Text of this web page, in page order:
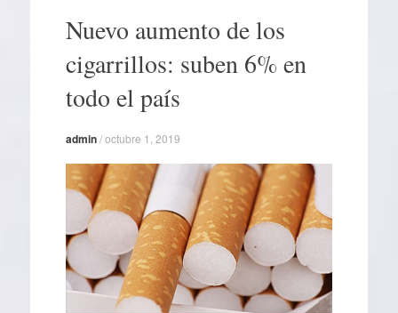
contenidoNuevo aumento de los
cigarrillos: suben 6% en
todo el país
admin/octubre 1, 2019